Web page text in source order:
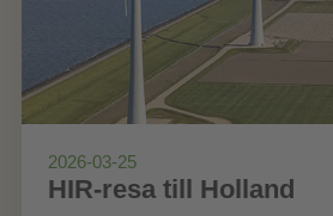
2026-03-25
HIR-resa till Holland